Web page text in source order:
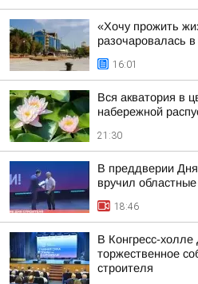
«Хочу прожить
разочаровалась
16:01
Вся акватория в
набережной
21:30
В преддверии Дня
вручил
18:46
В Конгресс-
торжественное
строителя